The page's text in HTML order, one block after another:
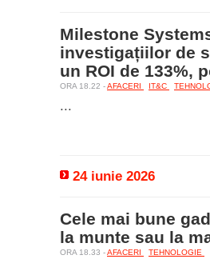
Milestone
investigațiilor de
un ROI de 133%,
ORA 18.22 -AFACERI IT&C
...
24 iunie 2026
Cele mai bune
la munte sau la
ORA 18.33 -AFACERI TEHNOLOGIE